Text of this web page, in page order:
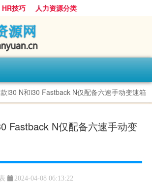
HR技巧 人力资源分类
i30 N和i30 Fastback N仅配备六速手动变速箱
Fastback N仅配备六速手动变
2024-04-08 06:13:22